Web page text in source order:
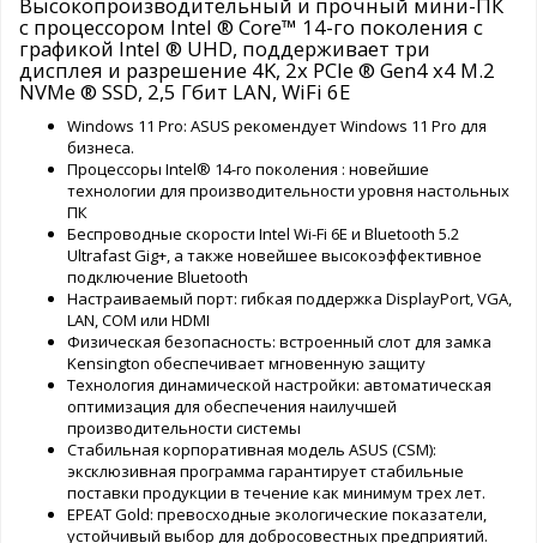
с процессором Intel ® Core™ 14-го поколения с
графикой Intel ® UHD, поддерживает три
дисплея и разрешение 4K, 2x PCIe ® Gen4 x4 M.2
NVMe ® SSD, 2,5 Гбит LAN, WiFi 6E
Windows 11 Pro: ASUS рекомендует Windows 11 Pro для
бизнеса.
Процессоры Intel® 14-го поколения : новейшие
технологии для производительности уровня настольных
ПК
Беспроводные скорости Intel Wi-Fi 6E и Bluetooth 5.2
Ultrafast Gig+, а также новейшее высокоэффективное
подключение Bluetooth
Настраиваемый порт: гибкая поддержка DisplayPort, VGA,
LAN, COM или HDMI
Физическая безопасность: встроенный слот для замка
Kensington обеспечивает мгновенную защиту
Технология динамической настройки: автоматическая
оптимизация для обеспечения наилучшей
производительности системы
Стабильная корпоративная модель ASUS (CSM):
эксклюзивная программа гарантирует стабильные
поставки продукции в течение как минимум трех лет.
EPEAT Gold: превосходные экологические показатели,
устойчивый выбор для добросовестных предприятий.